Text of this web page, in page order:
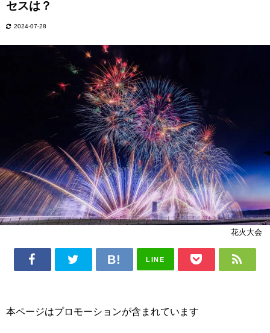
セスは？
2024-07-28
花火大会
LINE
本ページはプロモーションが含まれています